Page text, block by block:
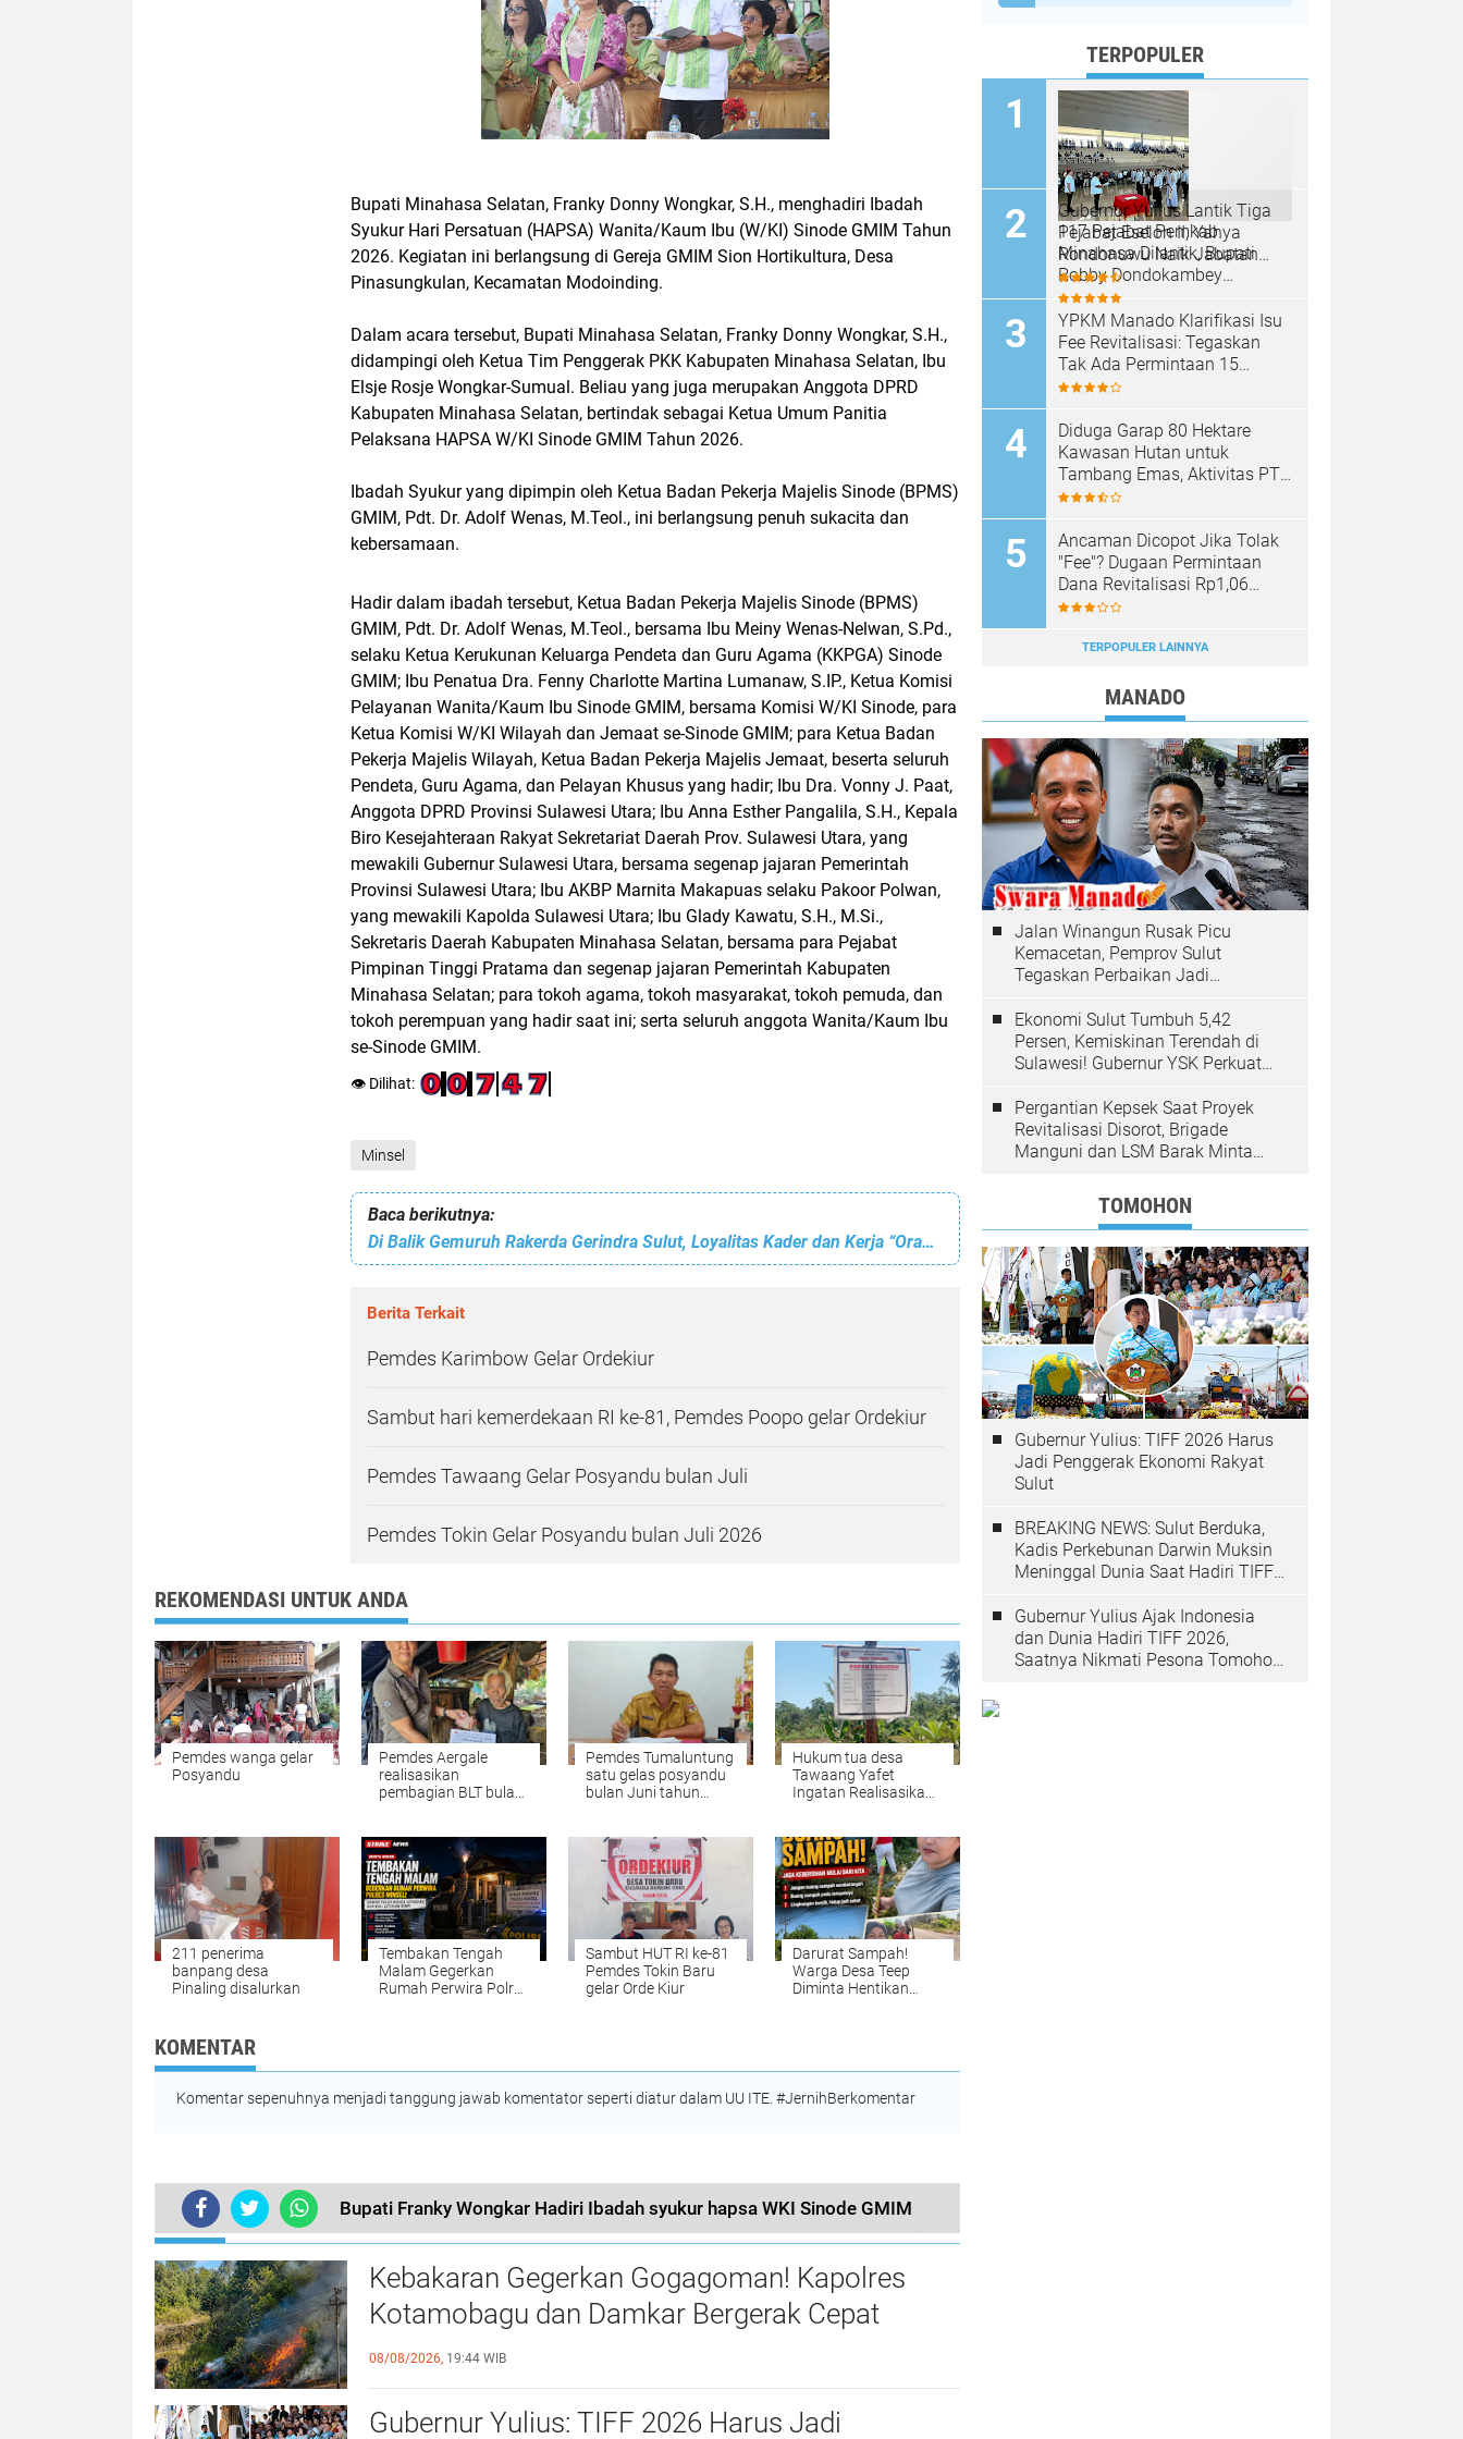
Bupati Minahasa Selatan, Franky Donny Wongkar, S.H., menghadiri Ibadah
Syukur Hari Persatuan (HAPSA) Wanita/Kaum Ibu (W/KI) Sinode GMIM Tahun
2026. Kegiatan ini berlangsung di Gereja GMIM Sion Hortikultura, Desa
Pinasungkulan, Kecamatan Modoinding.
Dalam acara tersebut, Bupati Minahasa Selatan, Franky Donny Wongkar, S.H.,
didampingi oleh Ketua Tim Penggerak PKK Kabupaten Minahasa Selatan, Ibu
Elsje Rosje Wongkar-Sumual. Beliau yang juga merupakan Anggota DPRD
Kabupaten Minahasa Selatan, bertindak sebagai Ketua Umum Panitia
Pelaksana HAPSA W/KI Sinode GMIM Tahun 2026.
Ibadah Syukur yang dipimpin oleh Ketua Badan Pekerja Majelis Sinode (BPMS)
GMIM, Pdt. Dr. Adolf Wenas, M.Teol., ini berlangsung penuh sukacita dan
kebersamaan.
Hadir dalam ibadah tersebut, Ketua Badan Pekerja Majelis Sinode (BPMS)
GMIM, Pdt. Dr. Adolf Wenas, M.Teol., bersama Ibu Meiny Wenas-Nelwan, S.Pd.,
selaku Ketua Kerukunan Keluarga Pendeta dan Guru Agama (KKPGA) Sinode
GMIM; Ibu Penatua Dra. Fenny Charlotte Martina Lumanaw, S.IP., Ketua Komisi
Pelayanan Wanita/Kaum Ibu Sinode GMIM, bersama Komisi W/KI Sinode, para
Ketua Komisi W/KI Wilayah dan Jemaat se-Sinode GMIM; para Ketua Badan
Pekerja Majelis Wilayah, Ketua Badan Pekerja Majelis Jemaat, beserta seluruh
Pendeta, Guru Agama, dan Pelayan Khusus yang hadir; Ibu Dra. Vonny J. Paat,
Anggota DPRD Provinsi Sulawesi Utara; Ibu Anna Esther Pangalila, S.H., Kepala
Biro Kesejahteraan Rakyat Sekretariat Daerah Prov. Sulawesi Utara, yang
mewakili Gubernur Sulawesi Utara, bersama segenap jajaran Pemerintah
Provinsi Sulawesi Utara; Ibu AKBP Marnita Makapuas selaku Pakoor Polwan,
yang mewakili Kapolda Sulawesi Utara; Ibu Glady Kawatu, S.H., M.Si.,
Sekretaris Daerah Kabupaten Minahasa Selatan, bersama para Pejabat
Pimpinan Tinggi Pratama dan segenap jajaran Pemerintah Kabupaten
Minahasa Selatan; para tokoh agama, tokoh masyarakat, tokoh pemuda, dan
tokoh perempuan yang hadir saat ini; serta seluruh anggota Wanita/Kaum Ibu
se-Sinode GMIM.
👁️ Dilihat:
Minsel
Baca berikutnya:
Di Balik Gemuruh Rakerda Gerindra Sulut, Loyalitas Kader dan Kerja “Orang Belakang Layar” Jadi Kunci
Berita Terkait
Pemdes Karimbow Gelar Ordekiur
Sambut hari kemerdekaan RI ke-81, Pemdes Poopo gelar Ordekiur
Pemdes Tawaang Gelar Posyandu bulan Juli
Pemdes Tokin Gelar Posyandu bulan Juli 2026
REKOMENDASI UNTUK ANDA
Pemdes wanga gelar
Posyandu
Pemdes Aergale
realisasikan
pembagian BLT bulan
Pemdes Tumaluntung
satu gelas posyandu
bulan Juni tahun
Hukum tua desa
Tawaang Yafet
Ingatan Realisasikan
211 penerima
banpang desa
Pinaling disalurkan
Tembakan Tengah
Malam Gegerkan
Rumah Perwira Polres
Sambut HUT RI ke-81
Pemdes Tokin Baru
gelar Orde Kiur
Darurat Sampah!
Warga Desa Teep
Diminta Hentikan
Sorotan
KOMENTAR
Komentar sepenuhnya menjadi tanggung jawab komentator seperti diatur dalam UU ITE. #JernihBerkomentar
Bupati Franky Wongkar Hadiri Ibadah syukur hapsa WKI Sinode GMIM
TERKINI
Kebakaran Gegerkan Gogagoman! Kapolres
Kotamobagu dan Damkar Bergerak Cepat
Jinakkan Api
08/08/2026, 19:44 WIB
Gubernur Yulius: TIFF 2026 Harus Jadi
TERPOPULER
117 Pejabat Pemkab
Minahasa Dilantik, Bupati
Robby Dondokambey
Tekankan Integritas dan
Pelayanan Publik
Gubernur Yulius Lantik Tiga
Pejabat Eselon II, Yahya
Rondonuwu Naik Jabatan
Pimpin Dinas Pendidikan
Sulut
YPKM Manado Klarifikasi Isu
Fee Revitalisasi: Tegaskan
Tak Ada Permintaan 15
Persen, Pergantian Kepsek
Diduga Garap 80 Hektare
Kawasan Hutan untuk
Tambang Emas, Aktivitas PT
Sinar Mobagu Group Diselidiki
Ancaman Dicopot Jika Tolak
"Fee"? Dugaan Permintaan
Dana Revitalisasi Rp1,06
Miliar di SMK YPKM Manado
Tipikor
TERPOPULER LAINNYA
MANADO
Jalan Winangun Rusak Picu
Kemacetan, Pemprov Sulut
Tegaskan Perbaikan Jadi
Ekonomi Sulut Tumbuh 5,42
Persen, Kemiskinan Terendah di
Sulawesi! Gubernur YSK Perkuat
Rakyat
Pergantian Kepsek Saat Proyek
Revitalisasi Disorot, Brigade
Manguni dan LSM Barak Minta
TOMOHON
Gubernur Yulius: TIFF 2026 Harus
Jadi Penggerak Ekonomi Rakyat
Sulut
BREAKING NEWS: Sulut Berduka,
Kadis Perkebunan Darwin Muksin
Meninggal Dunia Saat Hadiri TIFF
Gubernur Yulius Ajak Indonesia
dan Dunia Hadiri TIFF 2026,
Saatnya Nikmati Pesona Tomohon